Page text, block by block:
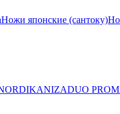
Ножи японские (сантоку)
NIZADUO PRO